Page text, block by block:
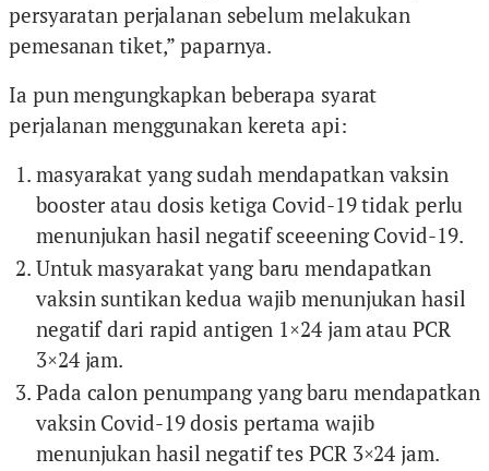
persyaratan perjalanan sebelum melakukan
pemesanan tiket,” paparnya.
Ia pun mengungkapkan beberapa syarat
perjalanan menggunakan kereta api:
masyarakat yang sudah mendapatkan vaksin
booster atau dosis ketiga Covid-19 tidak perlu
menunjukan hasil negatif sceeening Covid-19.
Untuk masyarakat yang baru mendapatkan
vaksin suntikan kedua wajib menunjukan hasil
negatif dari rapid antigen 1×24 jam atau PCR
3×24 jam.
Pada calon penumpang yang baru mendapatkan
vaksin Covid-19 dosis pertama wajib
menunjukan hasil negatif tes PCR 3×24 jam.